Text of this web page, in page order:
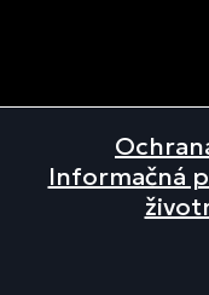
Informačná